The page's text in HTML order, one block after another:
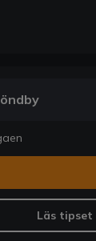
Läs tipset